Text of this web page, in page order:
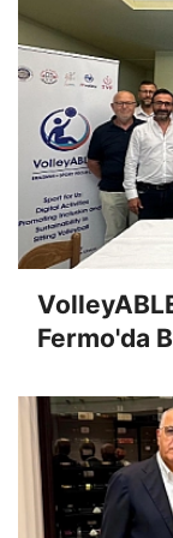
Fermo'da